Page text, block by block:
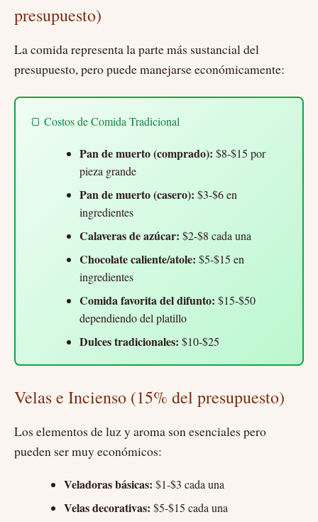
presupuesto)
La comida representa la parte más sustancial del
presupuesto, pero puede manejarse económicamente:
🍞 Costos de Comida Tradicional
Pan de muerto (comprado): $8-$15 por
pieza grande
Pan de muerto (casero): $3-$6 en
ingredientes
Calaveras de azúcar: $2-$8 cada una
Chocolate caliente/atole: $5-$15 en
ingredientes
Comida favorita del difunto: $15-$50
dependiendo del platillo
Dulces tradicionales: $10-$25
Velas e Incienso (15% del presupuesto)
Los elementos de luz y aroma son esenciales pero
pueden ser muy económicos:
Veladoras básicas: $1-$3 cada una
Velas decorativas: $5-$15 cada una